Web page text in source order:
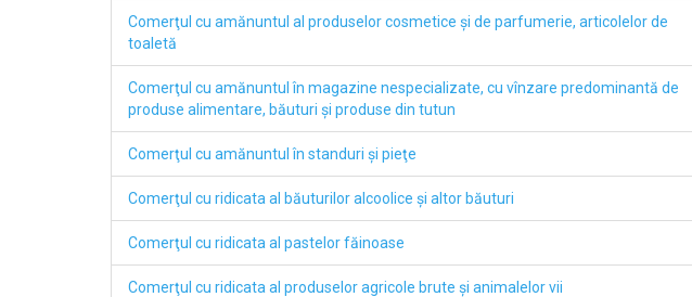
Comerţul cu amănuntul al produselor cosmetice şi de parfumerie, articolelor de
toaletă
Comerţul cu amănuntul în magazine nespecializate, cu vînzare predominantă de
produse alimentare, băuturi şi produse din tutun
Comerţul cu amănuntul în standuri şi pieţe
Comerţul cu ridicata al băuturilor alcoolice şi altor băuturi
Comerţul cu ridicata al pastelor făinoase
Comerţul cu ridicata al produselor agricole brute şi animalelor vii